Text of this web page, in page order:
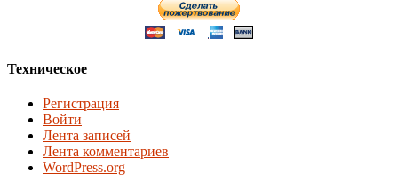
Техническое
Регистрация
Войти
Лента записей
Лента комментариев
WordPress.org